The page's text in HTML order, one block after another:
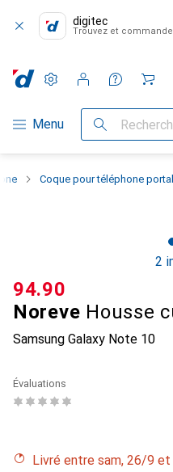
digitec
Trouvez et
Navigation par catégorie
Menu Recherche
Paramètres
Compte client
Listes de comparaison
Listes d'envies
Panier
Coque pour téléphone
2
Noreve Housse
Samsung Galaxy Note 10
CHF
94.90
Évaluations
Livré entre sam, 26/9